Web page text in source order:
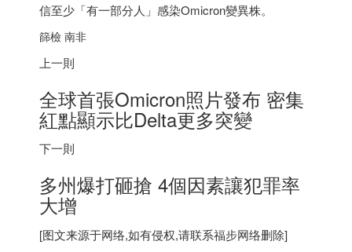
信至少「有一部分人」感染Omicron變異株。
篩檢 南非
上一則
全球首張Omicron照片發布 密集
紅點顯示比Delta更多突變
下一則
多州爆打砸搶 4個因素讓犯罪率
大增
[图文来源于网络,如有侵权,请联系福步网络删除]